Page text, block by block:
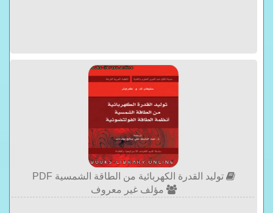
توليد القدرة الكهربائية من الطاقة الشمسية PDF
مؤلف غير معروف